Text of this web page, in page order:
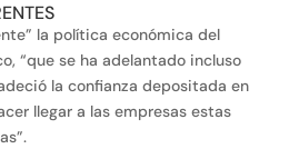
la política económica del
“que se ha adelantado incluso
la confianza depositada en
llegar a las empresas estas